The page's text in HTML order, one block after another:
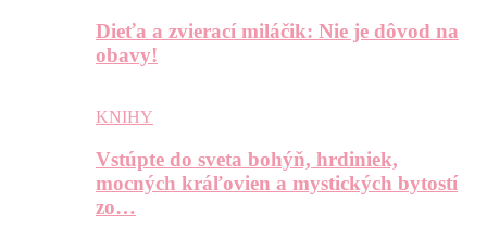
Dieťa a zvierací miláčik: Nie je dôvod na
obavy!
KNIHY
Vstúpte do sveta bohýň, hrdiniek,
mocných kráľovien a mystických bytostí
zo…